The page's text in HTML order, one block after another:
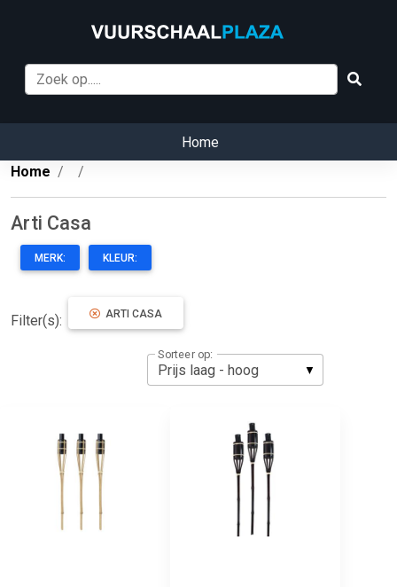
Home
Home
Arti Casa
MERK: KLEUR:
Filter(s): ARTI CASA
Sorteer op: